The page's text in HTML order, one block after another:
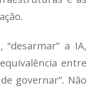
“desarmar” a IA,
entre
governar”. Não